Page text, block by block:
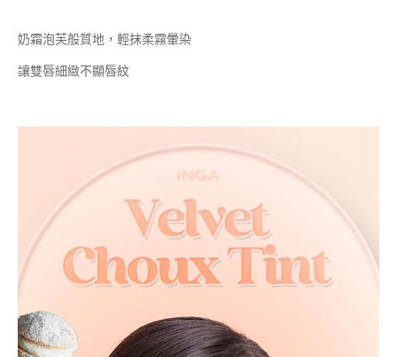
奶霜泡芙般質地，輕抹柔霧暈染
讓雙唇細緻不顯唇紋